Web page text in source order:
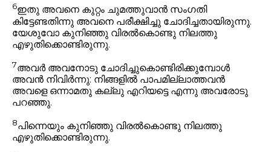
6ഇതു അവനെ കുറ്റം ചുമത്തുവാൻ സംഗതി
കിട്ടേണ്ടതിന്നു അവനെ പരീക്ഷിച്ചു ചോദിച്ചതായിരുന്നു.
യേശുവോ കുനിഞ്ഞു വിരൽകൊണ്ടു നിലത്തു
എഴുതിക്കൊണ്ടിരുന്നു.
7അവർ അവനോടു ചോദിച്ചുകൊണ്ടിരിക്കുമ്പോൾ
അവൻ നിവിർന്നു: നിങ്ങളിൽ പാപമില്ലാത്തവൻ
അവളെ ഒന്നാമതു കല്ലു എറിയട്ടെഎന്നു അവരോടു
പറഞ്ഞു.
8പിന്നെയും കുനിഞ്ഞു വിരൽകൊണ്ടു നിലത്തു
എഴുതിക്കൊണ്ടിരുന്നു.